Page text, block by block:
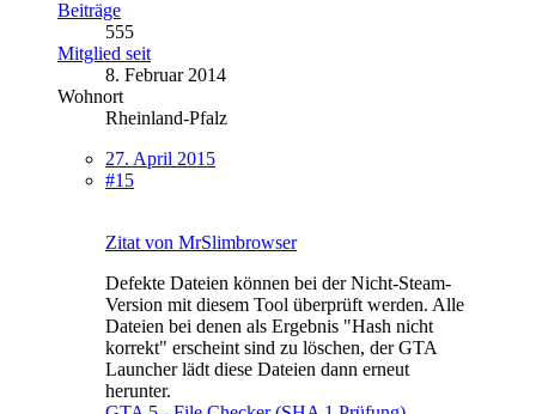
Beiträge
555
Mitglied seit
8. Februar 2014
Wohnort
Rheinland-Pfalz
27. April 2015
#15
Zitat von MrSlimbrowser
Defekte Dateien können bei der Nicht-Steam-
Version mit diesem Tool überprüft werden. Alle
Dateien bei denen als Ergebnis "Hash nicht
korrekt" erscheint sind zu löschen, der GTA
Launcher lädt diese Dateien dann erneut
herunter.